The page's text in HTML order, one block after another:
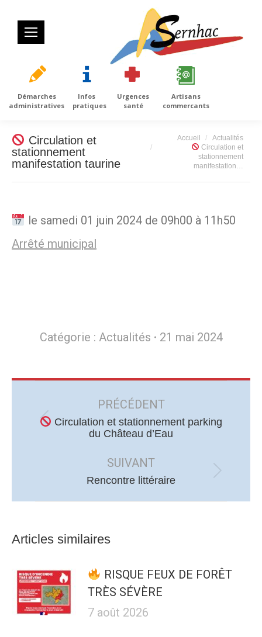
Démarches
administratives
Infos
pratiques
Urgences
santé
Artisans
commercants
Circulation et
stationnement
manifestation taurine
Vous êtes ici :
Accueil
Actualités
Circulation et
stationnement
manifestation…
le samedi 01 juin 2024 de 09h00 à 11h50
Arrêté municipal
Catégorie : Actualités 21 mai 2024
PRÉCÉDENT
Article
:
Circulation et stationnement parking
du Château d’Eau
SUIVANT
Article
Rencontre littéraire
Articles similaires
RISQUE FEUX DE FORÊT
TRÈS SÉVÈRE
7 août 2026